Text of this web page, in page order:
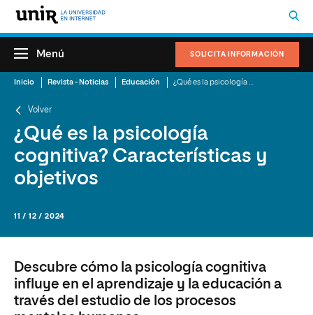
SOLICITA INFORMACIÓN
Menú
Inicio Revista - Noticias Educación
Volver
¿Qué es la psicología
cognitiva? Características y
objetivos
11 / 12 / 2024
Descubre cómo la psicología cognitiva
influye en el aprendizaje y la educación a
través del estudio de los procesos